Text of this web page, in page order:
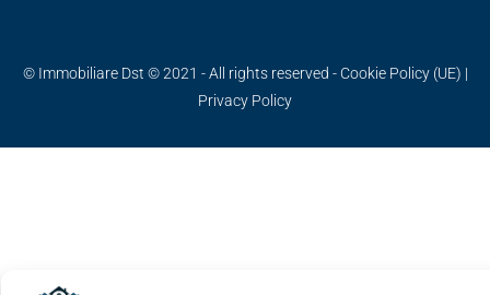
© Immobiliare Dst © 2021 - All rights reserved - Cookie Policy (UE) |
Privacy Policy